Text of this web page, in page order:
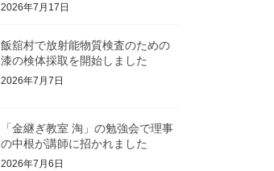
2026年7月17日
飯舘村で放射能物質検査のための
漆の検体採取を開始しました
2026年7月7日
「金継ぎ教室 淘」の勉強会で理事
の中根が講師に招かれました
2026年7月6日